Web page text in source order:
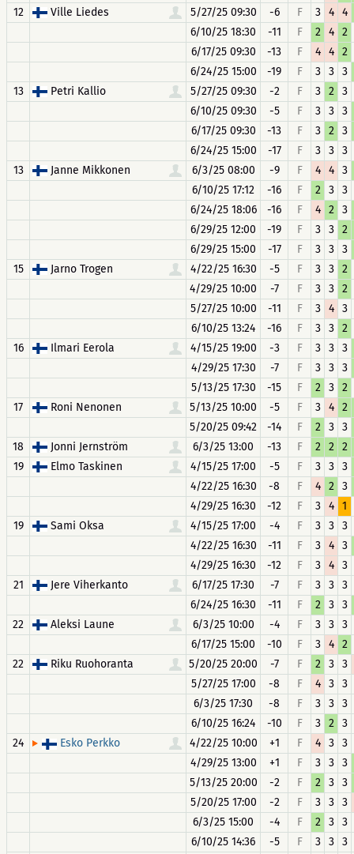
12
Ville Liedes 5/27/25 09:30 -6 F 3 4
4
6/10/25 18:30
-11 F 2 4
2
6/17/25 09:30
-13 F 4 4
2
6/24/25 15:00
-19 F 3 3
3
13
Petri Kallio 5/27/25 09:30 -2 F 3 2
3
6/10/25 09:30
-5 F 3 3
3
6/17/25 09:30
-13 F 3 2
3
6/24/25 15:00
-17 F 3 3
3
13
Janne Mikkonen 6/3/25 08:00 -9 F 4 4
3
6/10/25 17:12
-16 F 2 3
3
6/24/25 18:06
-16 F 4 2
3
6/29/25 12:00
-19 F 3 3
2
6/29/25 15:00
-17 F 3 3
3
15
Jarno Trogen 4/22/25 16:30 -5 F 3 3
2
4/29/25 10:00
-7 F 3 3
2
5/27/25 10:00
-11 F 3 4
3
6/10/25 13:24
-16 F 3 3
2
16
Ilmari Eerola 4/15/25 19:00 -3 F 3 3
3
4/29/25 17:30
-7 F 3 3
3
5/13/25 17:30
-15 F 2 3
2
17
Roni Nenonen 5/13/25 10:00 -5 F 3 4
2
5/20/25 09:42
-14 F 2 3
3
18
Jonni Jernström 6/3/25 13:00 -13 F 2 2
2
19
Elmo Taskinen 4/15/25 17:00 -5 F 3 3
3
4/22/25 16:30
-8 F 4 2
3
4/29/25 16:30
-12 F 3 4
1
19
Sami Oksa 4/15/25 17:00 -4 F 3 3
3
4/22/25 16:30
-11 F 3 4
3
4/29/25 16:30
-12 F 3 4
3
21
Jere Viherkanto 6/17/25 17:30 -7 F 3 3
3
6/24/25 16:30
-11 F 2 3
3
22
Aleksi Laune 6/3/25 10:00 -4 F 3 3
3
6/17/25 15:00
-10 F 3 4
2
22
Riku Ruohoranta 5/20/25 20:00 -7 F 2 3
3
5/27/25 17:00
-8 F 4 3
3
6/3/25 17:30
-8 F 3 3
3
6/10/25 16:24
-10 F 3 2
3
24
Esko Perkko 4/22/25 10:00 +1 F 4 3
3
4/29/25 13:00
+1 F 3 3
3
5/13/25 20:00
-2 F 2 3
3
5/20/25 17:00
-2 F 3 3
3
6/3/25 15:00
-4 F 2 3
3
6/10/25 14:36
-5 F 3 3
3